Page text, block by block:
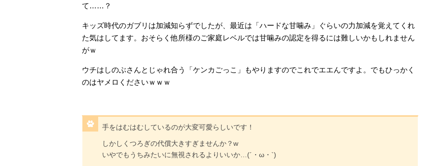
て……？
キッズ時代のガブリは加減知らずでしたが、最近は「ハードな甘噛み」ぐらいの力加減を覚えてくれ
た気はしてます。おそらく他所様のご家庭レベルでは甘噛みの認定を得るには難しいかもしれません
がｗ
ウチはしのぶさんとじゃれ合う「ケンカごっこ」もやりますのでこれでエエんですよ。でもひっかく
のはヤメロくださいｗｗｗ
手をはむはむしているのが大変可愛らしいです！
しかしくつろぎの代償大きすぎませんか？w
いやでもうちみたいに無視されるよりいいか…(´・ω・`)